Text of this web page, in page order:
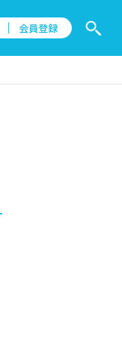
会員登録